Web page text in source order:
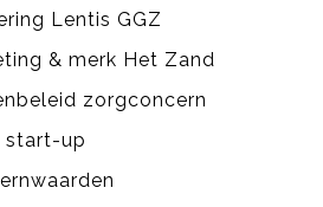
Lentis GGZ
& merk Het Zand
zorgconcern
start-up